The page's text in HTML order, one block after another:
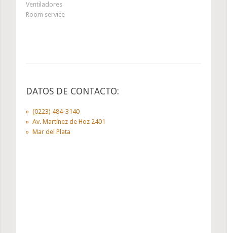
Ventiladores
Room service
DATOS DE CONTACTO:
(0223) 484-3140
Av. Martínez de Hoz 2401
Mar del Plata